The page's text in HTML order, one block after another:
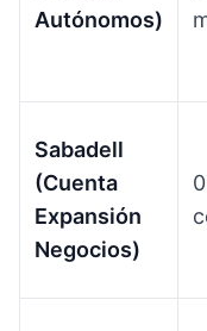
Autónomos)
Sabadell
(Cuenta
Expansión
Negocios)